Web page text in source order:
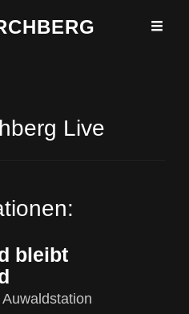
Live
bleibt
Auwaldstation